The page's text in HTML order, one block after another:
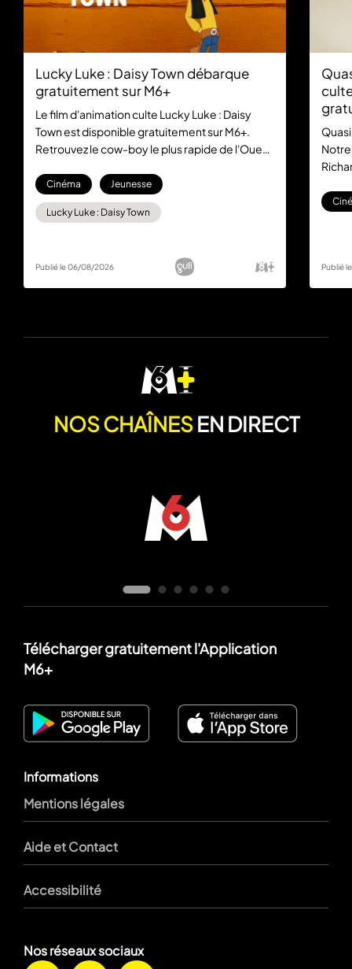
Lucky Luke : Daisy Town débarque
gratuitement sur M6+
Le film d'animation culte Lucky Luke : Daisy
Town est disponible gratuitement sur M6+.
Retrouvez le cow-boy le plus rapide de l'Ouest
abonnement.
Cinéma Jeunesse
Lucky Luke : Daisy Town
Publié le 06/08/2026 Publié
NOS CHAÎNESEN DIRECT
Télécharger gratuitement l'Application
M6+
Informations
Mentions légales
Aide et Contact
Accessibilité
Nos réseaux sociaux